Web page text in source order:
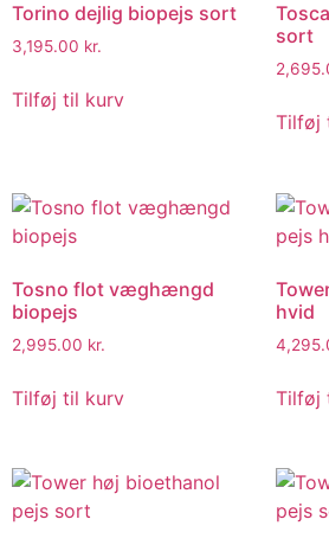
Torino dejlig biopejs sort
3,195.00 kr.
Tilføj til kurv
sort
Tilføj
Tosno flot væghængd
biopejs
2,995.00 kr.
Tilføj til kurv
hvid
Tilføj